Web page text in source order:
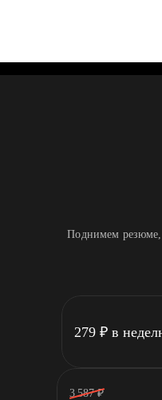
Поднимем резюме,
279 ₽ в
3 587 ₽